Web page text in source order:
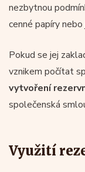
nezbytnou
cenné papíry
Pokud se jej
vznikem počítat
vytvoření
společenská
Využití